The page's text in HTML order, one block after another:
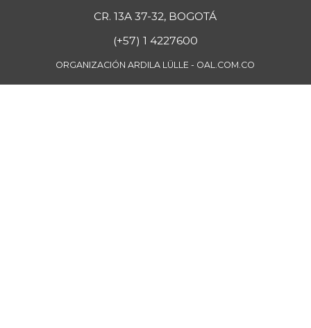
CR. 13A 37-32, BOGOTÁ
(+57) 1 4227600
ORGANIZACIÓN ARDILA LÜLLE - OAL.COM.CO